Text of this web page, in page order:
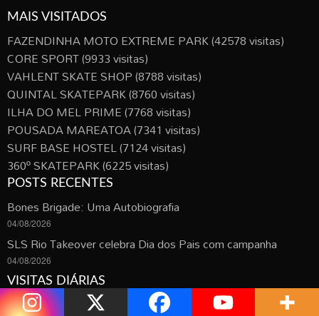
MAIS VISITADOS
FAZENDINHA MOTO EXTREME PARK(42578 visitas)
CORE SPORT(9933 visitas)
VAHLENT SKATE SHOP(8788 visitas)
QUINTAL SKATEPARK(8760 visitas)
ILHA DO MEL PRIME(7768 visitas)
POUSADA MAREATOA(7341 visitas)
SURF BASE HOSTEL(7124 visitas)
360º SKATEPARK(6225 visitas)
POSTS RECENTES
Bones Brigade: Uma Autobiografia
04/08/2026
SLS Rio Takeover celebra Dia dos Pais com campanha
04/08/2026
VISITAS DIÁRIAS
WAVE ROCK SKATE PLAZA(47 visitas)